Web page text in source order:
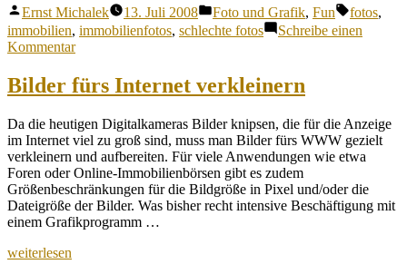
Veröffentlicht
von
Ernst Michalek 13. Juli 2008
Veröffentlicht
unter
Foto und Grafik, Fun fotos,
immobilien, immobilienfotos, schlechte fotos
Schreibe einen
Kommentarzu
Lovely!
I’ll
It!
Bilder fürs Internet verkleinern
Da die heutigen Digitalkameras Bilder knipsen, die für die Anzeige
im Internet viel zu groß sind, muss man Bilder fürs WWW gezielt
verkleinern und aufbereiten. Für viele Anwendungen wie etwa
Foren oder Online-Immobilienbörsen gibt es zudem
Größenbeschränkungen für die Bildgröße in Pixel und/oder die
Dateigröße der Bilder. Was bisher recht intensive Beschäftigung mit
einem Grafikprogramm …
„Bilder
weiterlesen